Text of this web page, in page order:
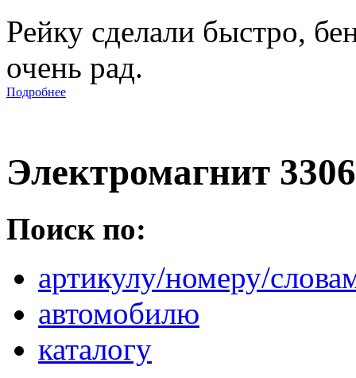
Рейку сделали быстро,
очень рад.
Подробнее
Электромагнит
Поиск по:
артикулу/номеру/
автомобилю
каталогу